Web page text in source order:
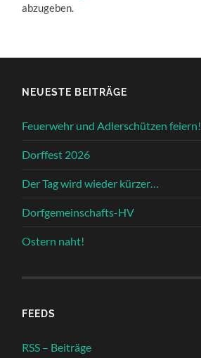
abzugeben.
NEUESTE BEITRÄGE
Feuerwehr und Adlerschützen feiern!
Dorffest 2026
Der Tag wird wieder kürzer…
Dorfgemeinschafts-HV
Ostern naht!
FEEDS
RSS – Beiträge